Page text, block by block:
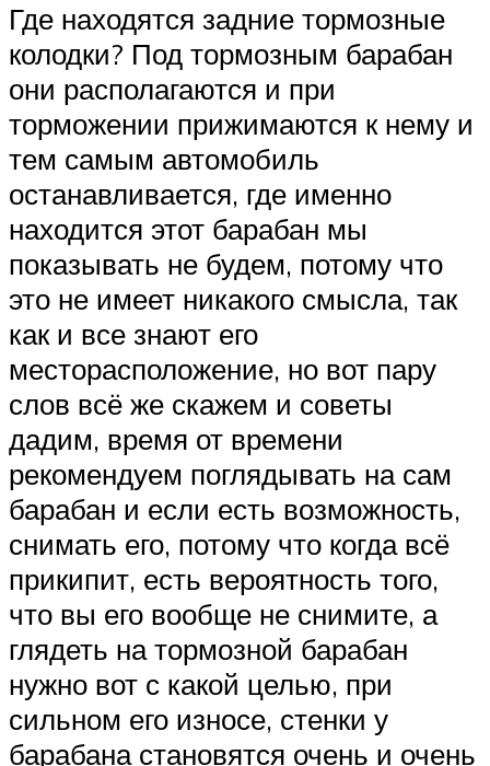
Где находятся задние тормозные
колодки? Под тормозным барабан
они располагаются и при
торможении прижимаются к нему и
тем самым автомобиль
останавливается, где именно
находится этот барабан мы
показывать не будем, потому что
это не имеет никакого смысла, так
как и все знают его
месторасположение, но вот пару
слов всё же скажем и советы
дадим, время от времени
рекомендуем поглядывать на сам
барабан и если есть возможность,
снимать его, потому что когда всё
прикипит, есть вероятность того,
что вы его вообще не снимите, а
глядеть на тормозной барабан
нужно вот с какой целью, при
сильном его износе, стенки у
барабана становятся очень и очень